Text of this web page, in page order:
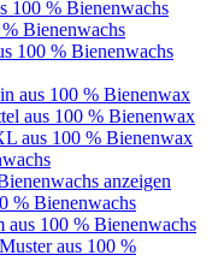
100 % Bienenwachs
Bienenwachs
100 % Bienenwachs
aus 100 % Bienenwax
aus 100 % Bienenwax
aus 100 % Bienenwax
anzeigen
% Bienenwachs
100 % Bienenwachs
aus 100 %